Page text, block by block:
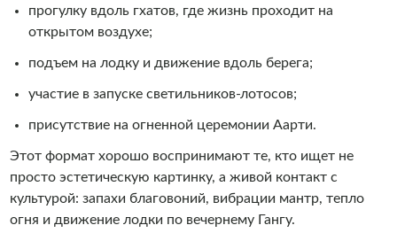
прогулку вдоль гхатов, где жизнь проходит на
открытом воздухе;
подъем на лодку и движение вдоль берега;
участие в запуске светильников-лотосов;
присутствие на огненной церемонии Аарти.
Этот формат хорошо воспринимают те, кто ищет не
просто эстетическую картинку, а живой контакт с
культурой: запахи благовоний, вибрации мантр, тепло
огня и движение лодки по вечернему Гангу.